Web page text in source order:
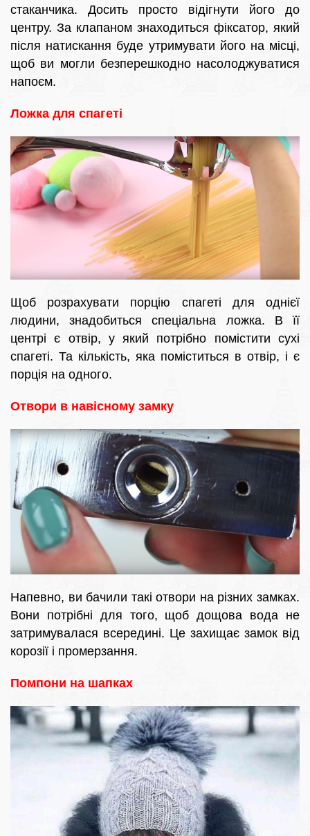
стаканчика. Досить просто відігнути його до
центру. За клапаном знаходиться фіксатор, який
після натискання буде утримувати його на місці,
щоб ви могли безперешкодно насолоджуватися
напоєм.
Ложка для спагеті
Щоб розрахувати порцію спагеті для однієї
людини, знадобиться спеціальна ложка. В її
центрі є отвір, у який потрібно помістити сухі
спагеті. Та кількість, яка поміститься в отвір, і є
порція на одного.
Отвори в навісному замку
Напевно, ви бачили такі отвори на різних замках.
Вони потрібні для того, щоб дощова вода не
затримувалася всередині. Це захищає замок від
корозії і промерзання.
Помпони на шапках